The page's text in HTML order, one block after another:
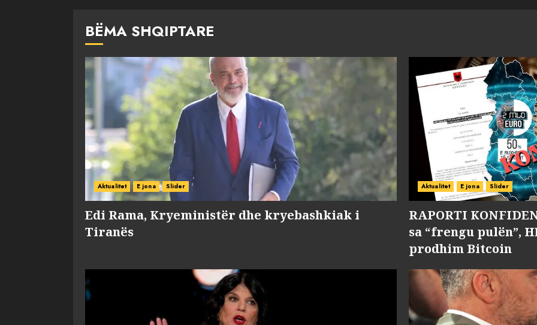
BËMA SHQIPTARE
Aktualitet E jona Slider
Edi Rama, Kryeministër dhe kryebashkiak i
Tiranës
Aktualitet E jona Slider
RAPORTI
sa “frengu pulën”,
prodhim Bitcoin